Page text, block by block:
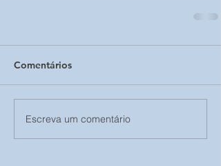
Comentários
Escreva um comentário